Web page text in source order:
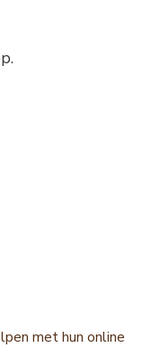
met hun online